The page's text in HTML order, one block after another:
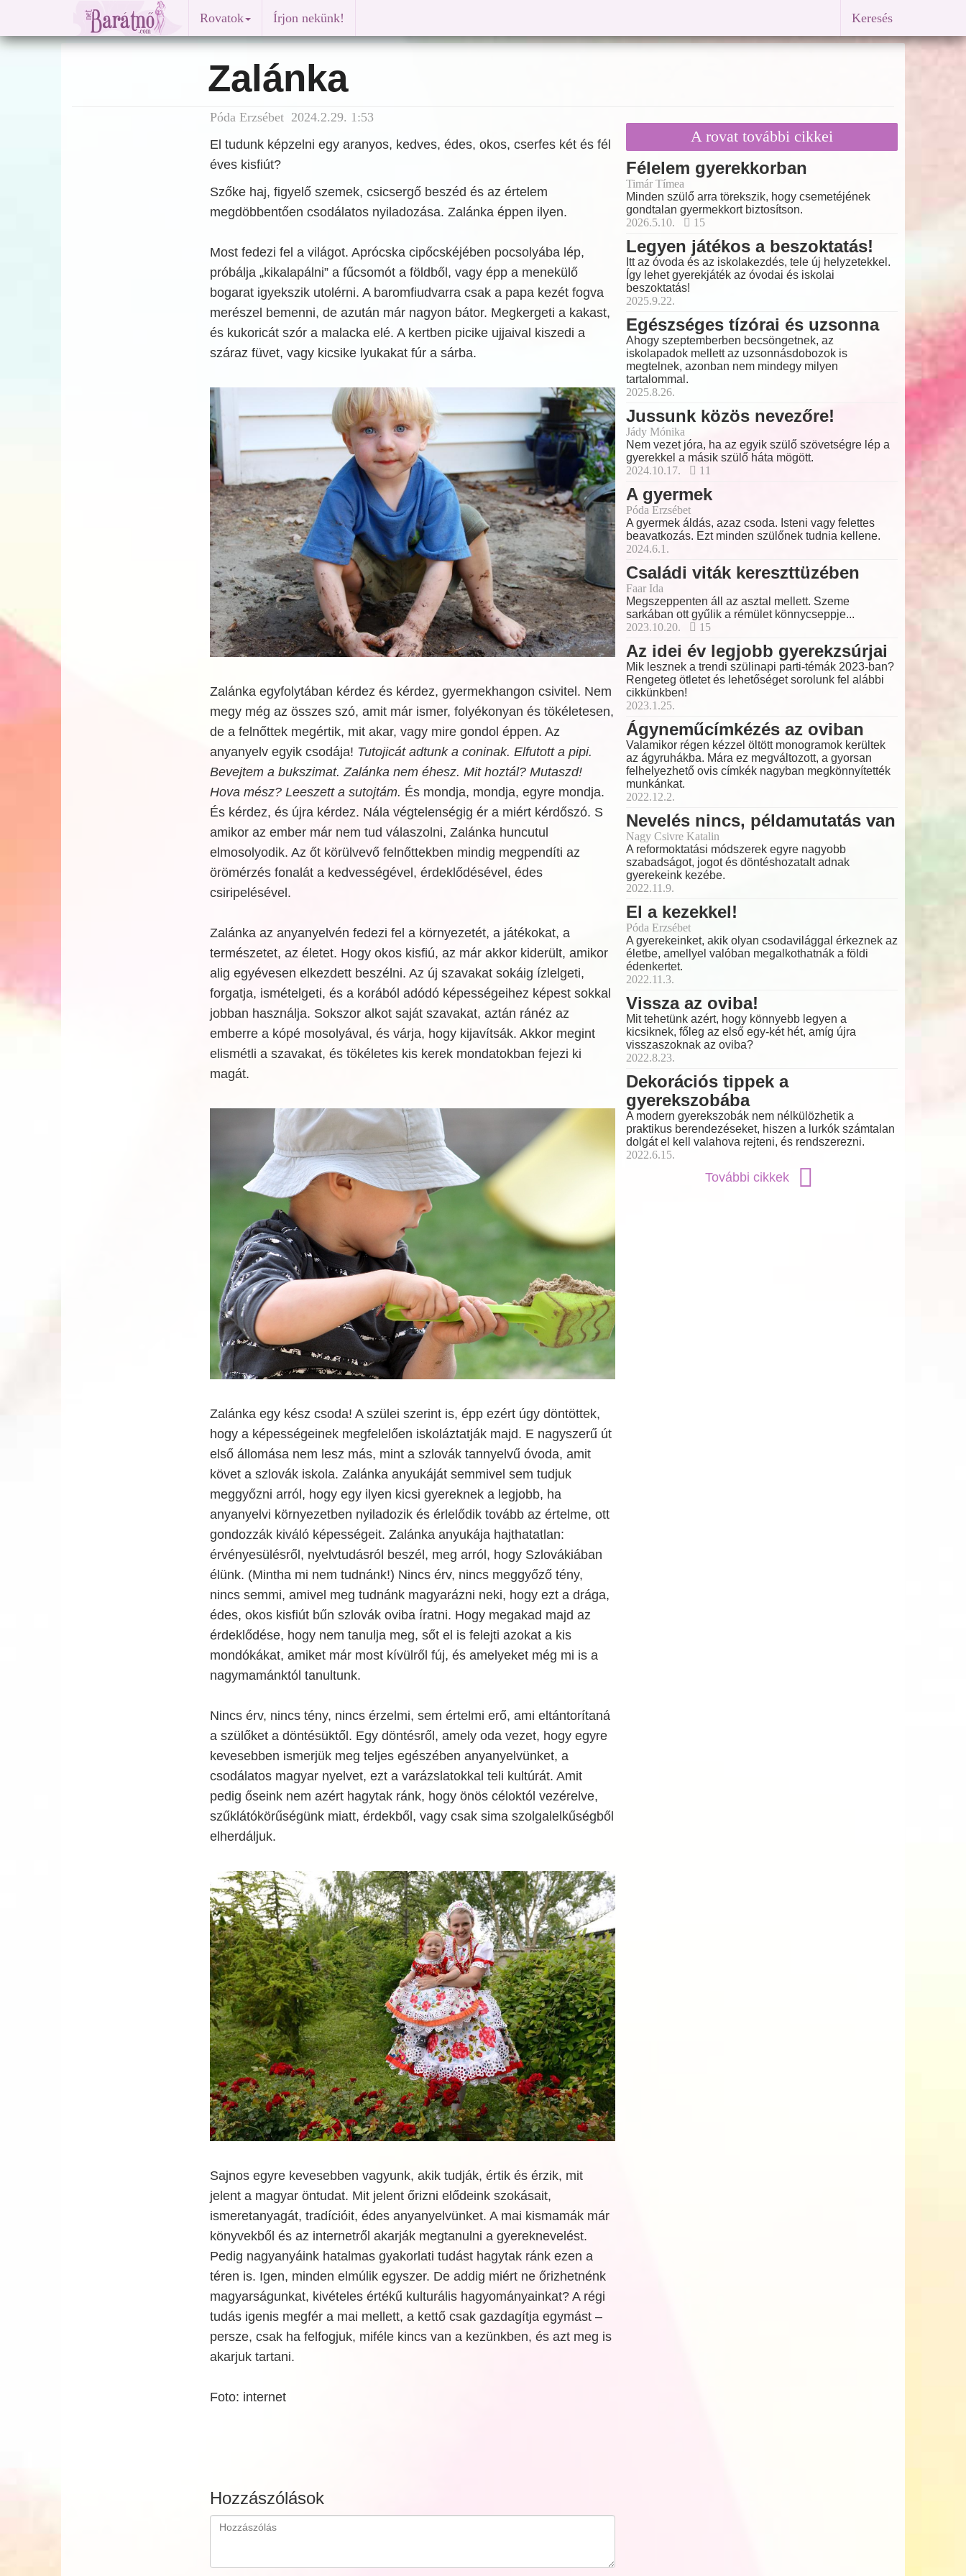
Rovatok Írjon nekünk! Keresés
Zalánka
Póda Erzsébet 2024.2.29. 1:53
El tudunk képzelni egy aranyos, kedves, édes, okos, cserfes két és fél
éves kisfiút?
Szőke haj, figyelő szemek, csicsergő beszéd és az értelem
megdöbbentően csodálatos nyiladozása. Zalánka éppen ilyen.
Most fedezi fel a világot. Aprócska cipőcskéjében pocsolyába lép,
próbálja „kikalapálni” a fűcsomót a földből, vagy épp a menekülő
bogarat igyekszik utolérni. A baromfiudvarra csak a papa kezét fogva
merészel bemenni, de azután már nagyon bátor. Megkergeti a kakast,
és kukoricát szór a malacka elé. A kertben picike ujjaival kiszedi a
száraz füvet, vagy kicsike lyukakat fúr a sárba.
Zalánka egyfolytában kérdez és kérdez, gyermekhangon csivitel. Nem
megy még az összes szó, amit már ismer, folyékonyan és tökéletesen,
de a felnőttek megértik, mit akar, vagy mire gondol éppen. Az
anyanyelv egyik csodája! Tutojicát adtunk a coninak. Elfutott a pipi.
Bevejtem a bukszimat. Zalánka nem éhesz. Mit hoztál? Mutaszd!
Hova mész? Leeszett a sutojtám. És mondja, mondja, egyre mondja.
És kérdez, és újra kérdez. Nála végtelenségig ér a miért kérdőszó. S
amikor az ember már nem tud válaszolni, Zalánka huncutul
elmosolyodik. Az őt körülvevő felnőttekben mindig megpendíti az
örömérzés fonalát a kedvességével, érdeklődésével, édes
csiripelésével.
Zalánka az anyanyelvén fedezi fel a környezetét, a játékokat, a
természetet, az életet. Hogy okos kisfiú, az már akkor kiderült, amikor
alig egyévesen elkezdett beszélni. Az új szavakat sokáig ízlelgeti,
forgatja, ismételgeti, és a korából adódó képességeihez képest sokkal
jobban használja. Sokszor alkot saját szavakat, aztán ránéz az
emberre a kópé mosolyával, és várja, hogy kijavítsák. Akkor megint
elismétli a szavakat, és tökéletes kis kerek mondatokban fejezi ki
magát.
Zalánka egy kész csoda! A szülei szerint is, épp ezért úgy döntöttek,
hogy a képességeinek megfelelően iskoláztatják majd. E nagyszerű út
első állomása nem lesz más, mint a szlovák tannyelvű óvoda, amit
követ a szlovák iskola. Zalánka anyukáját semmivel sem tudjuk
meggyőzni arról, hogy egy ilyen kicsi gyereknek a legjobb, ha
anyanyelvi környezetben nyiladozik és érlelődik tovább az értelme, ott
gondozzák kiváló képességeit. Zalánka anyukája hajthatatlan:
érvényesülésről, nyelvtudásról beszél, meg arról, hogy Szlovákiában
élünk. (Mintha mi nem tudnánk!) Nincs érv, nincs meggyőző tény,
nincs semmi, amivel meg tudnánk magyarázni neki, hogy ezt a drága,
édes, okos kisfiút bűn szlovák oviba íratni. Hogy megakad majd az
érdeklődése, hogy nem tanulja meg, sőt el is felejti azokat a kis
mondókákat, amiket már most kívülről fúj, és amelyeket még mi is a
nagymamánktól tanultunk.
Nincs érv, nincs tény, nincs érzelmi, sem értelmi erő, ami eltántorítaná
a szülőket a döntésüktől. Egy döntésről, amely oda vezet, hogy egyre
kevesebben ismerjük meg teljes egészében anyanyelvünket, a
csodálatos magyar nyelvet, ezt a varázslatokkal teli kultúrát. Amit
pedig őseink nem azért hagytak ránk, hogy önös céloktól vezérelve,
szűklátókörűségünk miatt, érdekből, vagy csak sima szolgalelkűségből
elherdáljuk.
Sajnos egyre kevesebben vagyunk, akik tudják, értik és érzik, mit
jelent a magyar öntudat. Mit jelent őrizni elődeink szokásait,
ismeretanyagát, tradícióit, édes anyanyelvünket. A mai kismamák már
könyvekből és az internetről akarják megtanulni a gyereknevelést.
Pedig nagyanyáink hatalmas gyakorlati tudást hagytak ránk ezen a
téren is. Igen, minden elmúlik egyszer. De addig miért ne őrizhetnénk
magyarságunkat, kivételes értékű kulturális hagyományainkat? A régi
tudás igenis megfér a mai mellett, a kettő csak gazdagítja egymást –
persze, csak ha felfogjuk, miféle kincs van a kezünkben, és azt meg is
akarjuk tartani.
Foto: internet
Hozzászólások
A rovat további cikkei
Félelem gyerekkorban
Timár Tímea
Minden szülő arra törekszik, hogy csemetéjének
gondtalan gyermekkort biztosítson.
2026.5.10.
15
Legyen játékos a beszoktatás!
Itt az óvoda és az iskolakezdés, tele új helyzetekkel.
Így lehet gyerekjáték az óvodai és iskolai
beszoktatás!
2025.9.22.
Egészséges tízórai és uzsonna
Ahogy szeptemberben becsöngetnek, az
iskolapadok mellett az uzsonnásdobozok is
megtelnek, azonban nem mindegy milyen
tartalommal.
2025.8.26.
Jussunk közös nevezőre!
Jády Mónika
Nem vezet jóra, ha az egyik szülő szövetségre lép a
gyerekkel a másik szülő háta mögött.
2024.10.17.
11
A gyermek
Póda Erzsébet
A gyermek áldás, azaz csoda. Isteni vagy felettes
beavatkozás. Ezt minden szülőnek tudnia kellene.
2024.6.1.
Családi viták kereszttüzében
Faar Ida
Megszeppenten áll az asztal mellett. Szeme
sarkában ott gyűlik a rémület könnycseppje...
2023.10.20.
15
Az idei év legjobb gyerekzsúrjai
Mik lesznek a trendi szülinapi parti-témák 2023-ban?
Rengeteg ötletet és lehetőséget sorolunk fel alábbi
cikkünkben!
2023.1.25.
Ágyneműcímkézés az oviban
Valamikor régen kézzel öltött monogramok kerültek
az ágyruhákba. Mára ez megváltozott, a gyorsan
felhelyezhető ovis címkék nagyban megkönnyítették
munkánkat.
2022.12.2.
Nevelés nincs, példamutatás van
Nagy Csivre Katalin
A reformoktatási módszerek egyre nagyobb
szabadságot, jogot és döntéshozatalt adnak
gyerekeink kezébe.
2022.11.9.
El a kezekkel!
Póda Erzsébet
A gyerekeinket, akik olyan csodavilággal érkeznek az
életbe, amellyel valóban megalkothatnák a földi
édenkertet.
2022.11.3.
Vissza az oviba!
Mit tehetünk azért, hogy könnyebb legyen a
kicsiknek, főleg az első egy-két hét, amíg újra
visszaszoknak az oviba?
2022.8.23.
Dekorációs tippek a
gyerekszobába
A modern gyerekszobák nem nélkülözhetik a
praktikus berendezéseket, hiszen a lurkók számtalan
dolgát el kell valahova rejteni, és rendszerezni.
2022.6.15.
További cikkek